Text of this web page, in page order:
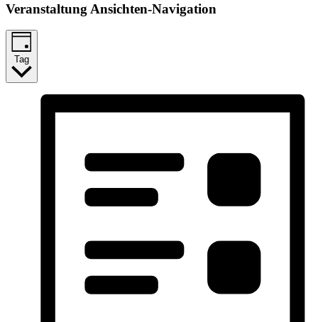
Veranstaltung Ansichten-Navigation
Tag